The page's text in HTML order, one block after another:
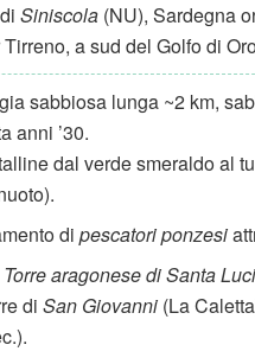
Siniscola (NU), Sardegna
a sud del Golfo di
sabbiosa lunga ~2 km,
anni ’30.
dal verde smeraldo al
di pescatori ponzesi
Torre aragonese di Santa
di San Giovanni (La